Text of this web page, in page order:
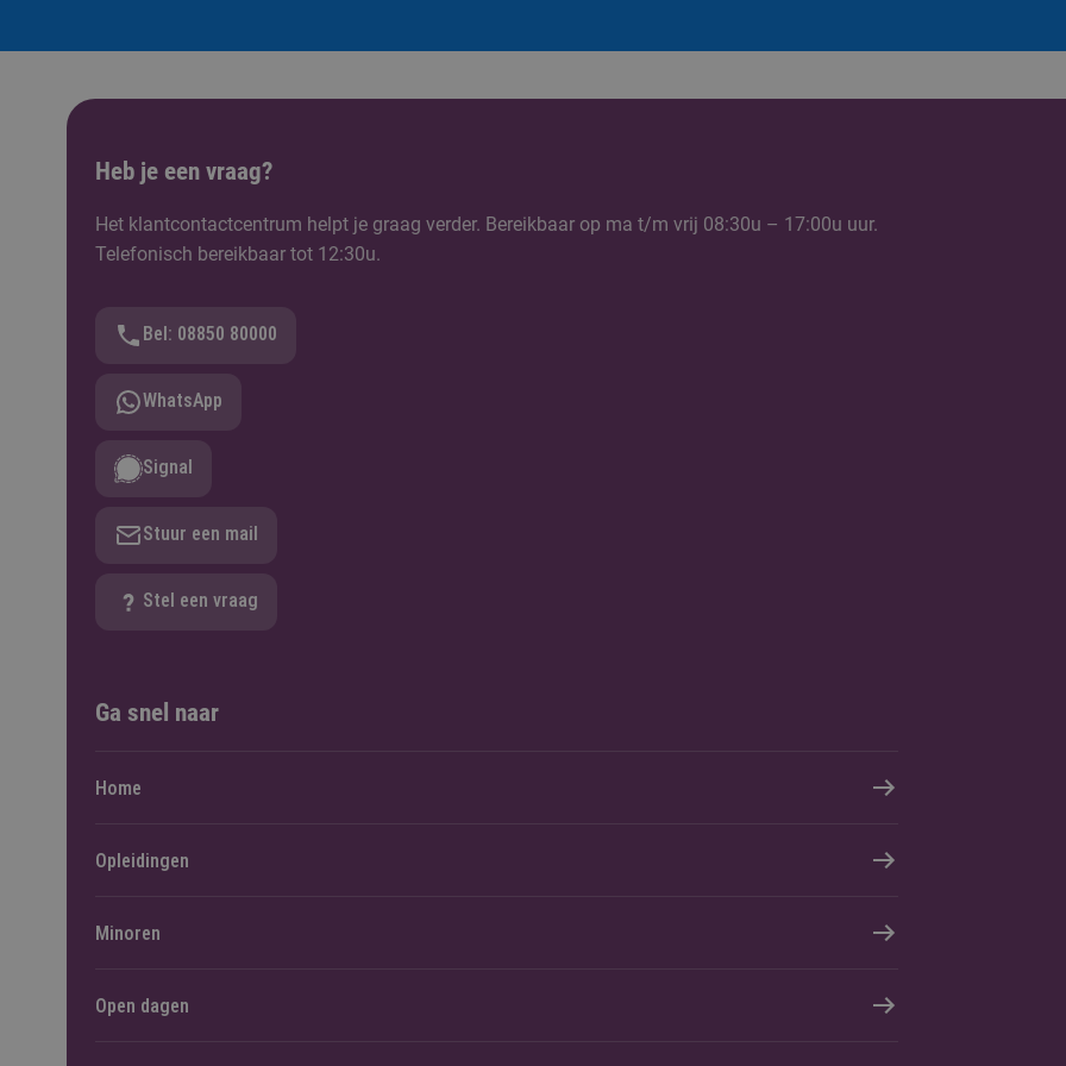
Heb je een vraag?
Het klantcontactcentrum helpt je graag verder. Bereikbaar op ma t/m vrij 08:30u – 17:00u uur.
Telefonisch bereikbaar tot 12:30u.
Bel: 08850 80000
WhatsApp
Signal
Stuur een mail
Stel een vraag
Ga snel naar
Home
Opleidingen
Minoren
Open dagen